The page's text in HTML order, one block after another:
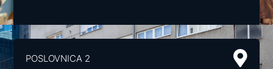
POSLOVNICA 2